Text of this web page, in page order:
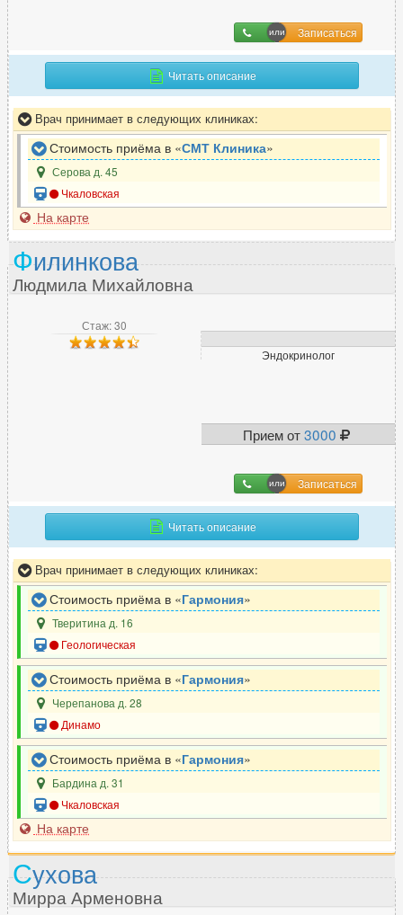
Записаться
Читать описание
Врач принимает в следующих клиниках:
Стоимость приёма в «СМТ Клиника»
Серова д. 45
Чкаловская
На карте
Стаж: 30
Эндокринолог
Прием от3000
Записаться
Филинкова
Людмила Михайловна
Читать описание
Врач принимает в следующих клиниках:
Стоимость приёма в «Гармония»
Тверитина д. 16
Геологическая
Стоимость приёма в «Гармония»
Черепанова д. 28
Динамо
Стоимость приёма в «Гармония»
Бардина д. 31
Чкаловская
На карте
Сухова
Мирра Арменовна